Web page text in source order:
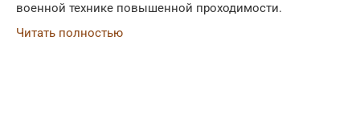
военной технике повышенной проходимости.
Читать полностью